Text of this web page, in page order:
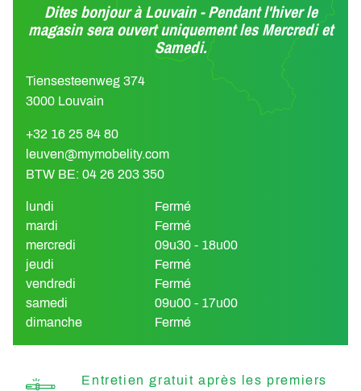
Dites bonjour à Louvain - Pendant l'hiver le
magasin sera ouvert uniquement les Mercredi et
Samedi.
Tiensesteenweg 374
3000 Louvain
+32 16 25 84 80
leuven@mymobelity.com
BTW BE: 04 26 203 350
lundi
Fermé
mardi
Fermé
mercredi
09u30 - 18u00
jeudi
Fermé
vendredi
Fermé
samedi
09u00 - 17u00
dimanche
Fermé
Entretien gratuit après les premiers